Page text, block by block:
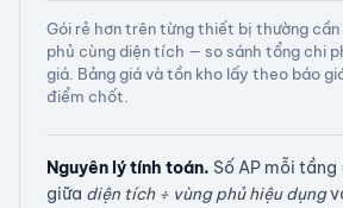
Gói rẻ hơn trên từng thiết bị thường cần
phủ cùng diện tích — so sánh tổng chi
giá. Bảng giá và tồn kho lấy theo báo
điểm chốt.
Nguyên lý tính toán. Số AP mỗi tầng
giữa diện tích ÷ vùng phủ hiệu dụng